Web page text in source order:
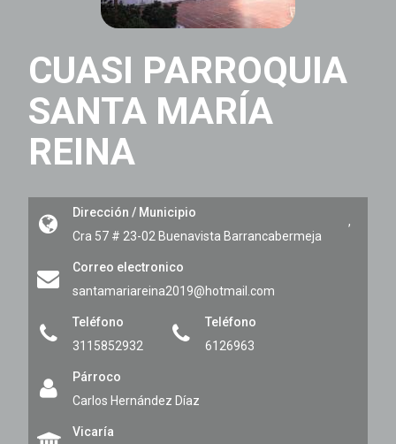
CUASI PARROQUIA
SANTA MARÍA
REINA
Dirección / Municipio
Cra 57 # 23-02 Buenavista Barrancabermeja
Correo electronico
santamariareina2019@hotmail.com
Teléfono
3115852932
,
Teléfono
6126963
Párroco
Carlos Hernández Díaz
Vicaría